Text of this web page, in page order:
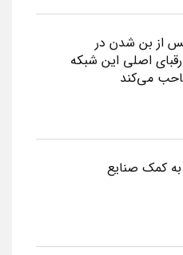
از بن شدن در
رقبای اصلی این شبکه
می‌کند
کمک صنایع